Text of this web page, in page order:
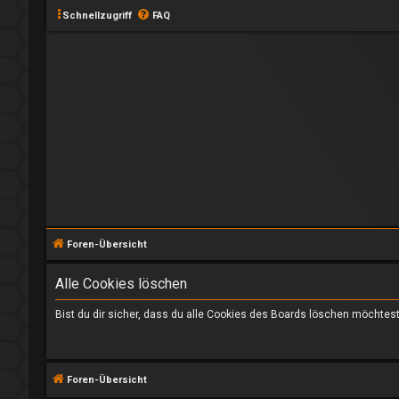
Schnellzugriff FAQ
Foren-Übersicht
Alle Cookies löschen
Bist du dir sicher, dass du alle Cookies des Boards löschen
Foren-Übersicht